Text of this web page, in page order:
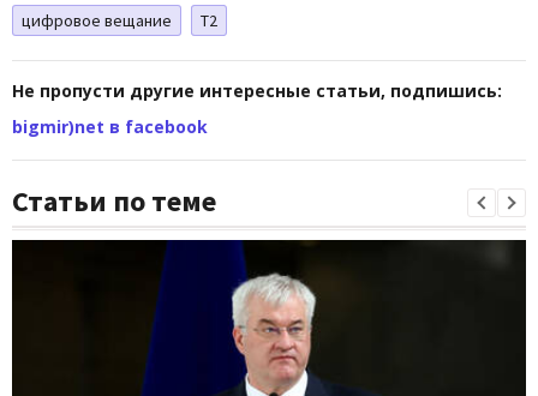
цифровое вещание
Т2
Не пропусти другие интересные статьи, подпишись:
bigmir)net в facebook
Статьи по теме